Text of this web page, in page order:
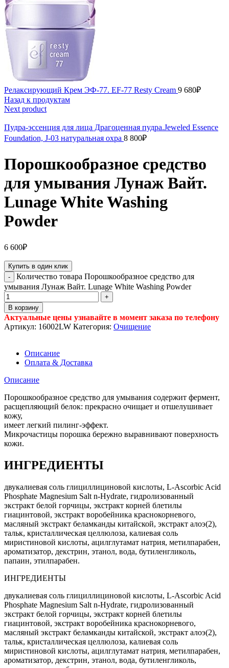
Релаксирующий Крем ЭФ-77. EF-77 Resty Cream 9 680₽
Назад к продуктам
Next product
Пудра-эссенция для лица Драгоценная пудра.Jeweled Essence
Foundation, J-03 натуральная охра 8 800₽
Порошкообразное средство
для умывания Лунаж Вайт.
Lunage White Washing
Powder
6 600₽
Купить в один клик
Количество товара Порошкообразное средство для
умывания Лунаж Вайт. Lunage White Washing Powder
В корзину
Актуальные цены узнавайте в момент заказа по телефону
Артикул: 16002LW Категория: Очищение
Описание
Оплата & Доставка
Описание
Порошкообразное средство для умывания содержит фермент,
расщепляющий белок: прекрасно очищает и отшелушивает
кожу,
имеет легкий пилинг-эффект.
Микрочастицы порошка бережно выравнивают поверхность
кожи.
ИНГРЕДИЕНТЫ
двукалиевая соль глициллициновой кислоты, L-Ascorbic Acid
Phosphate Magnesium Salt n-Hydrate, гидролизованный
экстракт белой горчицы, экстракт корней блетилы
гиацинтовой, экстракт воробейника краснокорневого,
масляный экстракт беламканды китайской, экстракт алоэ(2),
тальк, кристаллическая целлюлоза, калиевая соль
миристиновой кислоты, ацилглутамат натрия, метилпарабен,
ароматизатор, декстрин, этанол, вода, бутиленгликоль,
папаин, этилпарабен.
ИНГРЕДИЕНТЫ
двукалиевая соль глициллициновой кислоты, L-Ascorbic Acid
Phosphate Magnesium Salt n-Hydrate, гидролизованный
экстракт белой горчицы, экстракт корней блетилы
гиацинтовой, экстракт воробейника краснокорневого,
масляный экстракт беламканды китайской, экстракт алоэ(2),
тальк, кристаллическая целлюлоза, калиевая соль
миристиновой кислоты, ацилглутамат натрия, метилпарабен,
ароматизатор, декстрин, этанол, вода, бутиленгликоль,